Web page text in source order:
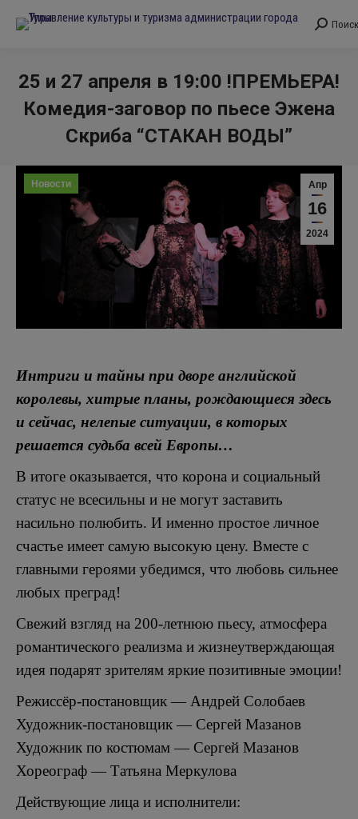
Поиск:
Поиск
25 и 27 апреля в 19:00 !ПРЕМЬЕРА!
Комедия-заговор по пьесе Эжена
Скриба “СТАКАН ВОДЫ”
Апр
16
2024
Новости
Интриги и тайны при дворе английской
королевы, хитрые планы, рождающиеся здесь
и сейчас, нелепые ситуации, в которых
решается судьба всей Европы…
В итоге оказывается, что корона и социальный
статус не всесильны и не могут заставить
насильно полюбить. И именно простое личное
счастье имеет самую высокую цену. Вместе с
главными героями убедимся, что любовь сильнее
любых преград!
Свежий взгляд на 200-летнюю пьесу, атмосфера
романтического реализма и жизнеутверждающая
идея подарят зрителям яркие позитивные эмоции!
Режиссёр-постановщик — Андрей Солобаев
Художник-постановщик — Сергей Мазанов
Художник по костюмам — Сергей Мазанов
Хореограф — Татьяна Меркулова
Действующие лица и исполнители: